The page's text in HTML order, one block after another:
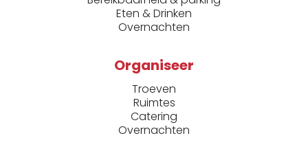
Eten & Drinken
Overnachten
Organiseer
Troeven
Ruimtes
Catering
Overnachten